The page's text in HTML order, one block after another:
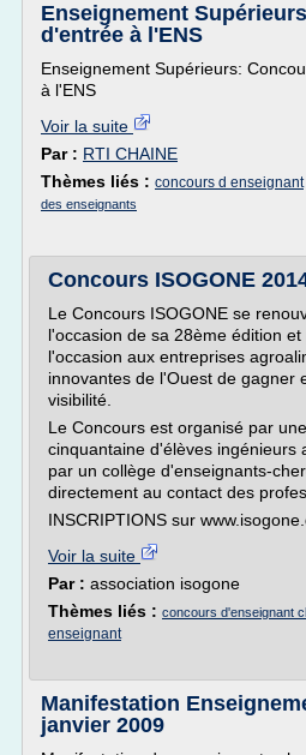
Enseignement
d'entrée à l'ENS
Enseignement Supérieurs:
à l'ENS
Voir la suite
Par : RTI CHAINE
Thèmes liés : concours d enseignant
des enseignants
Concours ISOGONE
Le Concours ISOGONE se
l'occasion de sa 28ème édition
l'occasion aux entreprises
innovantes de l'Ouest de gagner
visibilité.
Le Concours est organisé par une
cinquantaine d'élèves ingénieurs
par un collège d'enseignants-
directement au contact des
INSCRIPTIONS sur
Voir la suite
Par : association isogone
Thèmes liés : concours d'enseignant
enseignant
Manifestation
janvier 2009